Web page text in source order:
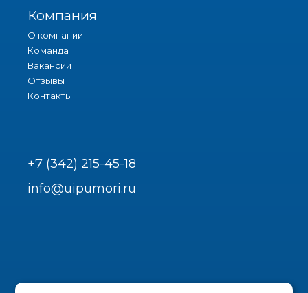
Компания
О компании
Команда
Вакансии
Отзывы
Контакты
+7 (342) 215-45-18
info@uipumori.ru